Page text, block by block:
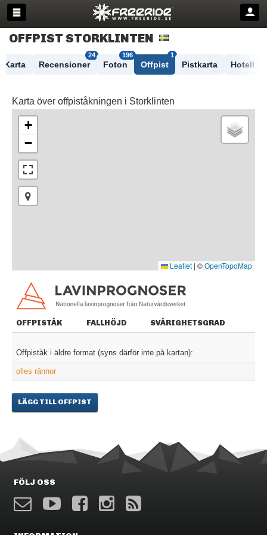
OFFPIST STORKLINTEN
Karta Recensioner
24
Foton
196
Offpist
1
Pistkarta Hotell
Karta över offpiståkningen i Storklinten
+
−
Leaflet | ©OpenTopoMap
OFFPISTÅK FALLHÖJD SVÅRIGHETSGRAD
Offpiståk i äldre format (syns därför inte på kartan):
olles rännor
LÄGG TILL OFFPIST
FÖLJ OSS